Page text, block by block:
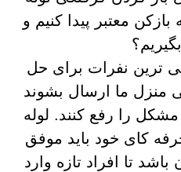
معتبر پیدا کنیم و
ترین نفرات برای حل
منزل ما ارسال بشوند
را رفع کنند. لوله
کای خود باید موفق
تا افراد تازه وارد